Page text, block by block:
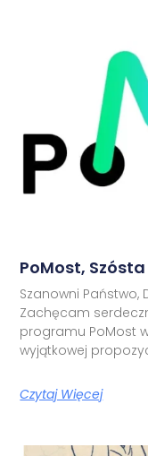
PoMost,
Szanowni Państwo,
Zachęcam
programu PoMost
wyjątkowej
Czytaj Więcej